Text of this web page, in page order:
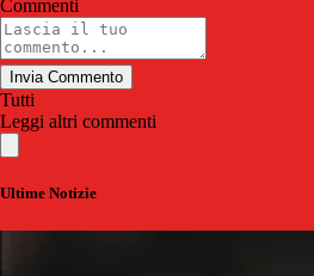
Commenti
Invia Commento
Tutti
Leggi altri commenti
Ultime Notizie